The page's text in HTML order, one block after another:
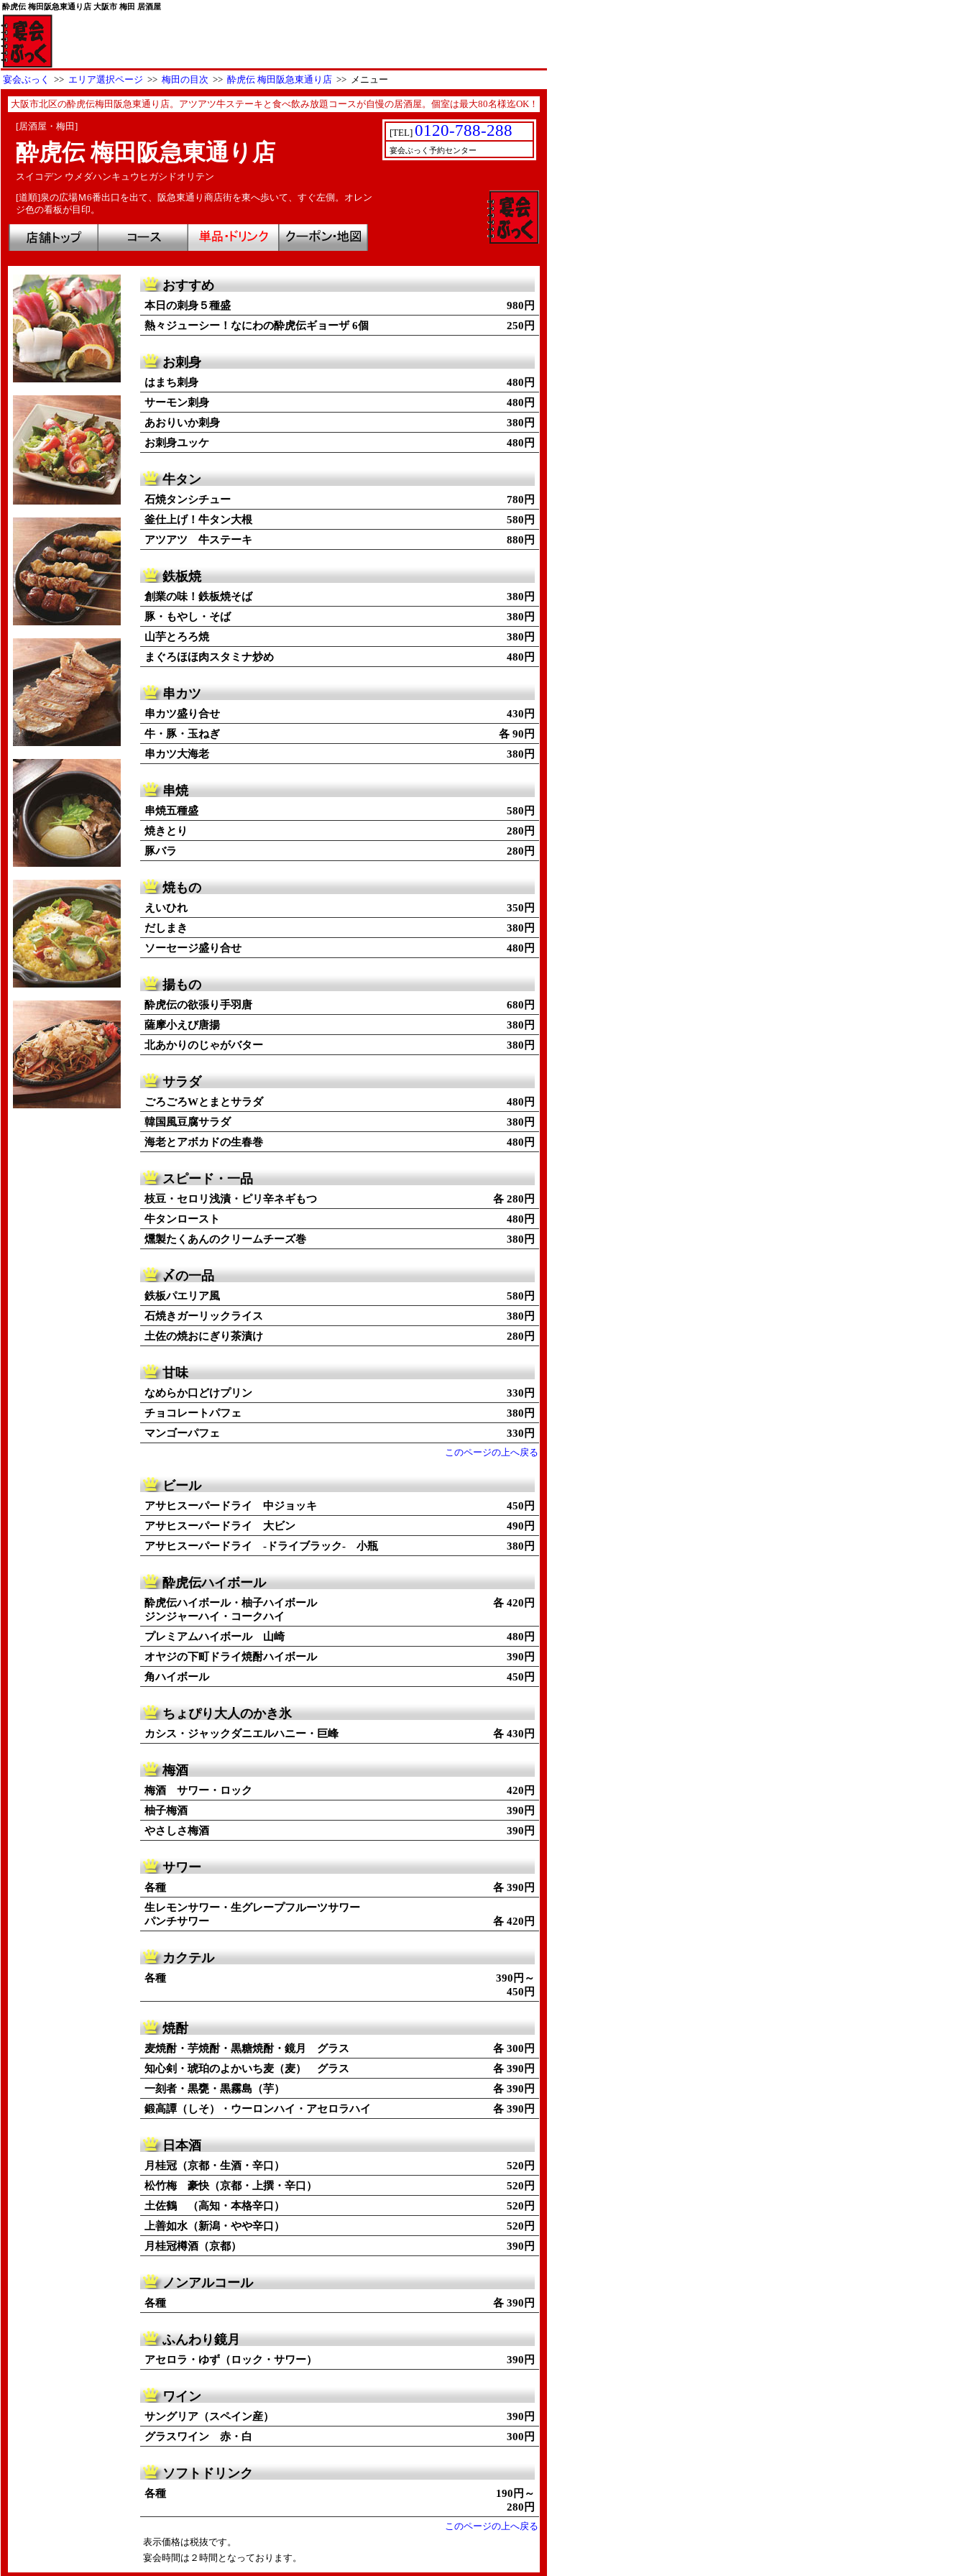
酔虎伝 梅田阪急東通り店 大阪市 梅田 居酒屋
宴会ぶっく >> エリア選択ページ >> 梅田の目次 >> 酔虎伝 梅田阪急東通り店 >> メニュー
大阪市北区の酔虎伝梅田阪急東通り店。アツアツ牛ステーキと食べ飲み放題コースが自慢の居酒屋。個室は最大80名様迄OK！
[居酒屋・梅田]
[TEL] 0120-788-288
宴会ぶっく予約センター
酔虎伝 梅田阪急東通り店
スイコデン ウメダハンキュウヒガシドオリテン
[道順]泉の広場Ｍ6番出口を出て、阪急東通り商店街を東へ歩いて、すぐ左側。オレン
ジ色の看板が目印。
おすすめ
本日の刺身５種盛
980円
熱々ジューシー！なにわの酔虎伝ギョーザ 6個
250円
お刺身
はまち刺身
480円
サーモン刺身
480円
あおりいか刺身
380円
お刺身ユッケ
480円
牛タン
石焼タンシチュー
780円
釜仕上げ！牛タン大根
580円
アツアツ 牛ステーキ
880円
鉄板焼
創業の味！鉄板焼そば
380円
豚・もやし・そば
380円
山芋とろろ焼
380円
まぐろほほ肉スタミナ炒め
480円
串カツ
串カツ盛り合せ
430円
牛・豚・玉ねぎ
各 90円
串カツ大海老
380円
串焼
串焼五種盛
580円
焼きとり
280円
豚バラ
280円
焼もの
えいひれ
350円
だしまき
380円
ソーセージ盛り合せ
480円
揚もの
酔虎伝の欲張り手羽唐
680円
薩摩小えび唐揚
380円
北あかりのじゃがバター
380円
サラダ
ごろごろWとまとサラダ
480円
韓国風豆腐サラダ
380円
海老とアボカドの生春巻
480円
スピード・一品
枝豆・セロリ浅漬・ピリ辛ネギもつ
各 280円
牛タンロースト
480円
燻製たくあんのクリームチーズ巻
380円
〆の一品
鉄板パエリア風
580円
石焼きガーリックライス
380円
土佐の焼おにぎり茶漬け
280円
甘味
なめらか口どけプリン
330円
チョコレートパフェ
380円
マンゴーパフェ
330円
このページの上へ戻る
ビール
アサヒスーパードライ 中ジョッキ
450円
アサヒスーパードライ 大ビン
490円
アサヒスーパードライ -ドライブラック- 小瓶
380円
酔虎伝ハイボール
酔虎伝ハイボール・柚子ハイボール
ジンジャーハイ・コークハイ
各 420円
プレミアムハイボール 山崎
480円
オヤジの下町ドライ焼酎ハイボール
390円
角ハイボール
450円
ちょぴり大人のかき氷
カシス・ジャックダニエルハニー・巨峰 各 430円
梅酒
梅酒 サワー・ロック
420円
柚子梅酒
390円
やさしさ梅酒
390円
サワー
各種
各 390円
生レモンサワー・生グレープフルーツサワー
パンチサワー
各 420円
カクテル
各種
390円～
450円
焼酎
麦焼酎・芋焼酎・黒糖焼酎・鏡月 グラス
各 300円
知心剣・琥珀のよかいち麦（麦） グラス
各 390円
一刻者・黒甕・黒霧島（芋）
各 390円
鍛高譚（しそ）・ウーロンハイ・アセロラハイ
各 390円
日本酒
月桂冠（京都・生酒・辛口）
520円
松竹梅 豪快（京都・上撰・辛口）
520円
土佐鶴 （高知・本格辛口）
520円
上善如水（新潟・やや辛口）
520円
月桂冠樽酒（京都）
390円
ノンアルコール
各種 各 390円
ふんわり鏡月
アセロラ・ゆず（ロック・サワー） 390円
ワイン
サングリア（スペイン産）
390円
グラスワイン 赤・白
300円
ソフトドリンク
各種
190円～
280円
このページの上へ戻る
表示価格は税抜です。
宴会時間は２時間となっております。